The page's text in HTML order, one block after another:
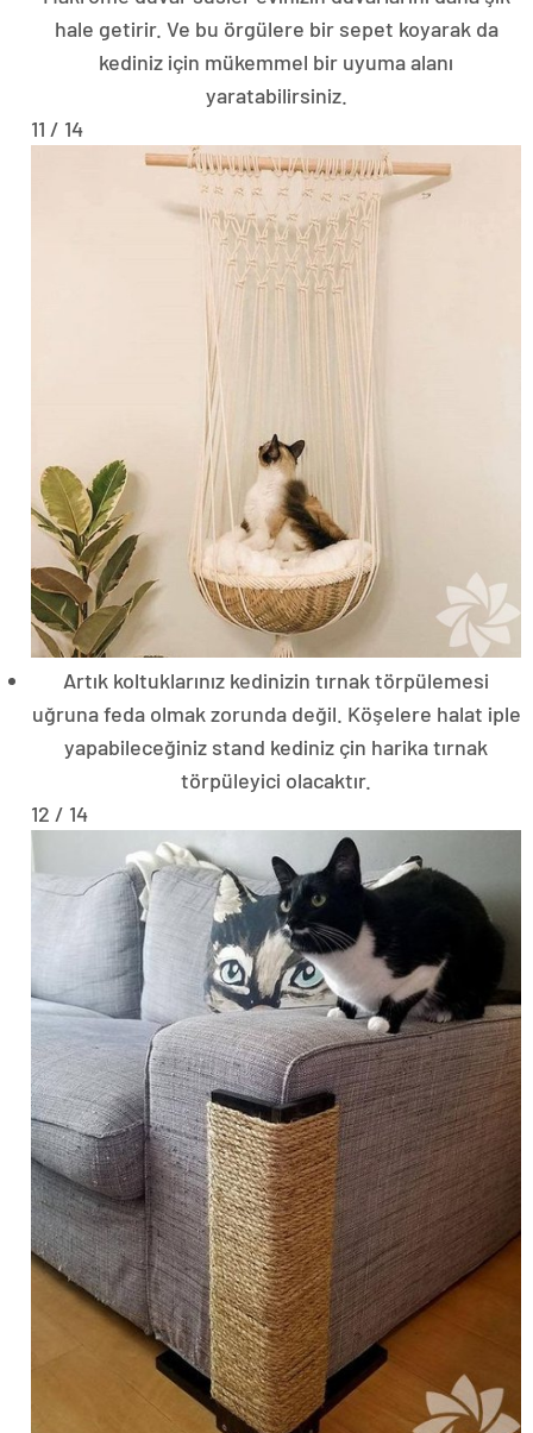
hale getirir. Ve bu örgülere bir sepet koyarak da
kediniz için mükemmel bir uyuma alanı
yaratabilirsiniz.
11 / 14
Artık koltuklarınız kedinizin tırnak törpülemesi
uğruna feda olmak zorunda değil. Köşelere halat iple
yapabileceğiniz stand kediniz çin harika tırnak
törpüleyici olacaktır.
12 / 14